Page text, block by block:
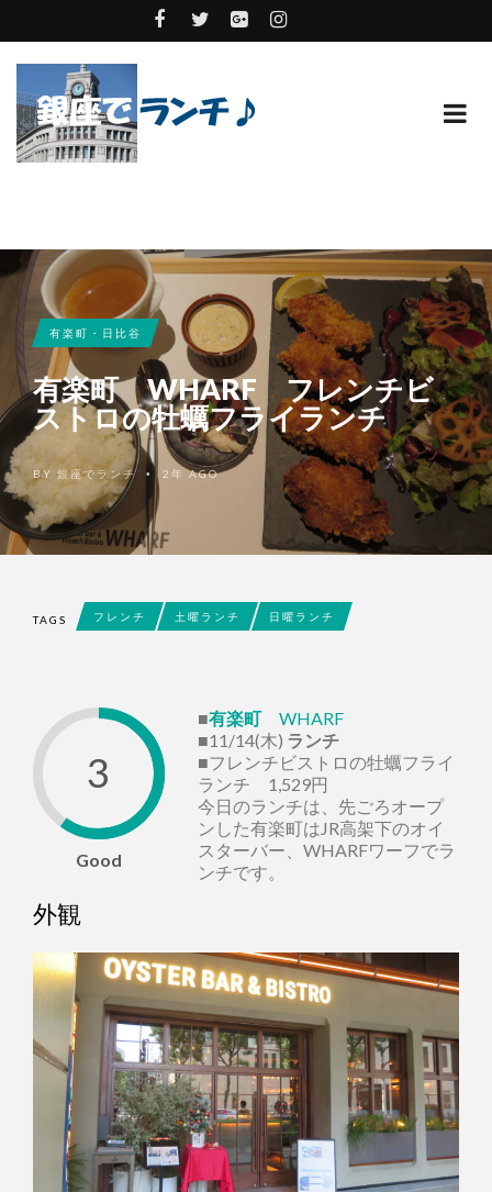
有楽町・日比谷
有楽町 WHARF フレンチビ
ストロの牡蠣フライランチ
BY 銀座でランチ • 2年 AGO
TAGS フレンチ 土曜ランチ 日曜ランチ
3
Good
■有楽町
WHARF
■11/14(木) ランチ
■フレンチビストロの牡蠣フライ
ランチ 1,529円
今日のランチは、先ごろオープ
ンした有楽町はJR高架下のオイ
スターバー、WHARFワーフでラ
ンチです。
外観